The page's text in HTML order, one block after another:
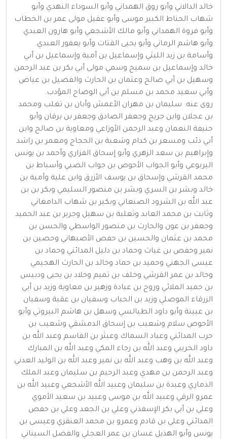
خالد الدالاني وأبو روق الهمداني وأبو السوداء النهدي وأبو
شهاب الحناط الكبير موسى وأبو عقيل مولى عمر بن الخطاب
وأبو فروة الهمداني وأبو مالك الأشجعي وأبو هارون العبدي
وأبو هاشم الرماني وأبو يحيى القتات وأبو يعفور العبدي.
وأسامة بن زيد الليثي وإسماعيل بن أمية وإسماعيل بن أبي
خالد وإسماعيل بن سميح وسمي مولى أبي بكر بن عبد الرحمن
وسهيل بن أبي صالح وعثمان بن الحارث والفضيل بن عياض
وأبي سعيد محمد بن مسلم بن أبي الوضاح المؤدب.
روى عنه: سليمان بن مهران الأعمش وأبان بن تغلب ومحمد
بن عجلان وابن جريج وجعفر الصادق وجعفر بن برقان وأبو
حنيفة النعمان وعبد الرحمن الأوزاعي ومعاوية بن صالح وابن
أبي ذئب ومسعر بن كدام وشعبة بن الحجاج ومعمر بن راشد
وإبراهيم بن سعد الزهري وأبو إسحاق الفزاري وأحمد بن يونس
اليربوعي وأبو الجواب الأحوص بن جواب الضبي وأسباط بن
محمد القرشي وإسحاق بن يوسف الأزرق وابن علية وأمية بن
خالد وبشر بن السري وبشر بن منصور السليمي وبكر بن بن
عبد الله بن الشرود الصنعاني وبكير بن شهاب الدامغاني
وثابت بن محمد العابد وثعلبة بن سهيل وجرير بن عبد الحميد
وجعفر بن عون والحارث بن منصور الواسطي والحسن بن
محمد بن عثمان والحسين بن حفص الأصبهاني وحصين بن
نمير وحفص بن غياث وحماد بن دليل المدائني وحماد بن
عيسى الجهني وحميد بن حماد وخالد بن الحارث الهجيمي
وخالد بن عمر القرشي وخلف بن تميم وخلاد بن يحيى ودبيس
بن حميد الملائي وروح بن عبادة وزهير بن معاوية وزيد بن أبي
الزرقاء الموصلي وزيد بن الحباب وسفيان بن عقبة وسفيان
بن عيينة وأبو داود الطيالسي وسهل بن هاشم البيروتي وأبو
الأحوص سلام وشعيب بن إسحاق الدمشقي وشعيب بن
حرب المدائني وعباد السماك وعبثر بن القاسم وعبد الله بن
داود الخريبي وعبد الله بن رجاء المكي وعبد الله بن المبارك
وعبد الله بن وهب وعبد الله بن نمير وعبد الله بن الوليد العدني
وعبد الرحمن بن مهدي وعبد الرحيم بن سليمان وعبد الملك
الذماري وعبدة بن سليمان وعبيد الله الأشجعي وعبيد الله بن
عمرو الرقي وعبيد الله بن موسى وعبيد بن سعيد الأموي
وعلي بن أبي بكر الإسفذني وعلي بن الجعد وعلي بن حفص
المدائني وعلي بن قادم وعمرو بن محمد العنقزي وعيسى بن
يونس وأبو الهذيل غسان بن عمر العجلي والفضل السيناني